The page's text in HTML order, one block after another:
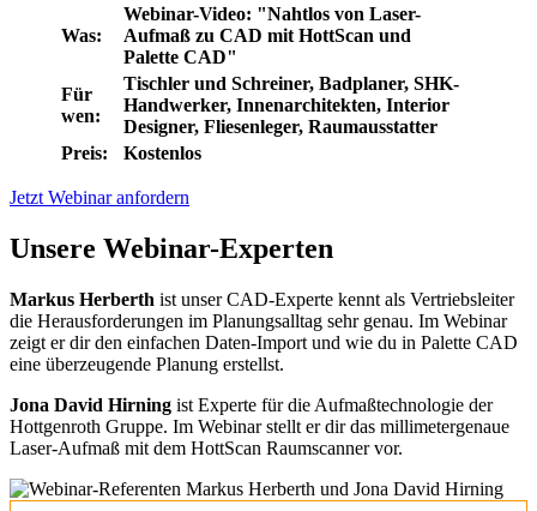
Was:
Webinar-Video: "Nahtlos von Laser-
Aufmaß zu CAD mit HottScan und
Palette CAD"
Für
wen:
Tischler und Schreiner, Badplaner, SHK-
Handwerker, Innenarchitekten, Interior
Designer, Fliesenleger, Raumausstatter
Preis:
Kostenlos
Jetzt Webinar anfordern
Unsere Webinar-Experten
Markus Herberth ist un­se­r CAD-Experte kennt als Vertriebsleiter
die Herausforderungen im Planungsalltag sehr genau. Im Webinar
zeigt er dir den einfachen Daten-Import und wie du in Palette CAD
eine überzeugende Planung erstellst.
Jona David Hirning ist Experte für die Aufmaßtechnologie der
Hottgenroth Gruppe. Im Webinar stellt er dir das millimetergenaue
Laser-Aufmaß mit dem HottScan Raumscanner vor.